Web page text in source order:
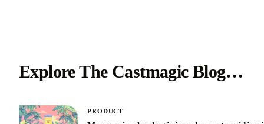
Explore The Castmagic Blog…